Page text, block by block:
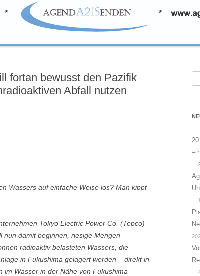
fortan bewusst den Pazifik
Abfall nutzen
Wassers auf einfache Weise los? Man kippt
Tokyo Electric Power Co. (Tepco)
nun damit beginnen, riesige Mengen
radioaktiv belasteten Wassers, die
in Fukushima gelagert werden – direkt in
im Wasser in der Nähe von Fukushima
–